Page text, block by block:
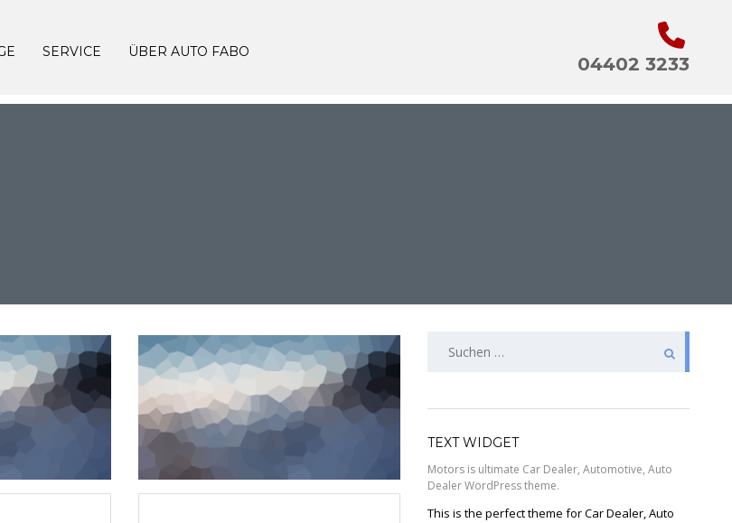
04402 3233
SERVICE ÜBER AUTO FABO
SUCHEN
TEXT WIDGET
Motors is ultimate Car Dealer, Automotive, Auto
Dealer WordPress theme.
This is the perfect theme for Car Dealer, Auto